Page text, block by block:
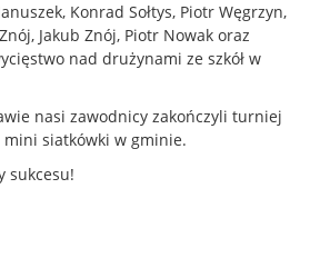
Konrad Sołtys, Piotr Węgrzyn,
Jakub Znój, Piotr Nowak oraz
nad drużynami ze szkół w
nasi zawodnicy zakończyli turniej
siatkówki w gminie.
sukcesu!